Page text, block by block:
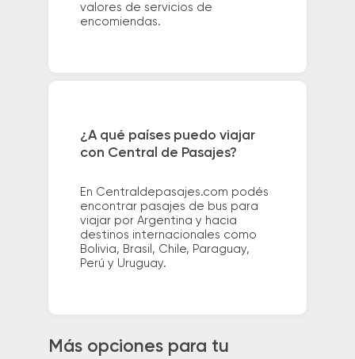
valores de servicios de
encomiendas.
¿A qué países puedo viajar
con Central de Pasajes?
En Centraldepasajes.com podés
encontrar pasajes de bus para
viajar por Argentina y hacia
destinos internacionales como
Bolivia, Brasil, Chile, Paraguay,
Perú y Uruguay.
Más opciones para tu